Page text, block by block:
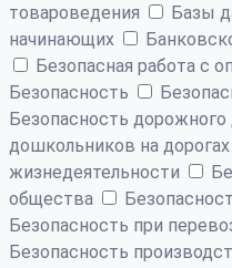
товароведения
Базы
начинающих
Безопасная работа с
Безопасность
Безопасность
дошкольников на дорогах
жизнедеятельности
общества
Безопасность при
Безопасность